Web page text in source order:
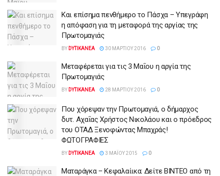
Και επίσημα πενθήμερο το Πάσχα – Υπεγράφη
η απόφαση για τη μεταφορά της αργίας της
Πρωτομαγιάς
BY DYTIKANEA 30 ΜΑΡΤΊΟΥ 2016 0
Μεταφέρεται για τις 3 Μαΐου η αργία της
Πρωτομαγιάς
BY DYTIKANEA 28 ΜΑΡΤΊΟΥ 2016 0
Που χόρεψαν την Πρωτομαγιά, ο δήμαρχος
δυτ. Αχαΐας Χρήστος Νικολάου και ο πρόεδρος
του ΟΤΑΔ Ξενοφώντας Μπαχράς!
ΦΩΤΟΓΡΑΦΙΕΣ
BY DYTIKANEA 3 ΜΑΪ́ΟΥ 2015 0
Ματαράγκα – Κεφαλαίικα: Δείτε ΒΙΝΤΕΟ από τη